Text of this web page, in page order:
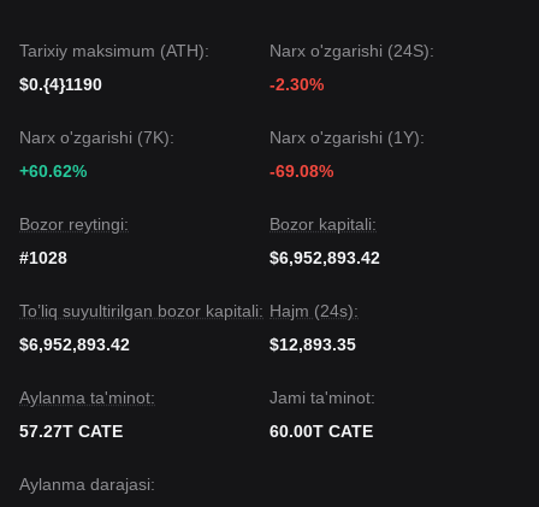
Tarixiy maksimum (ATH):
$0.{4}1190
Narx o'zgarishi (24S):
-2.30%
Narx o'zgarishi (7K):
+60.62%
Narx o'zgarishi (1Y):
-69.08%
Bozor reytingi:
#1028
Bozor kapitali:
$6,952,893.42
To’liq suyultirilgan bozor kapitali:
$6,952,893.42
Hajm (24s):
$12,893.35
Aylanma ta'minot:
57.27T CATE
Jami ta'minot:
60.00T CATE
Aylanma darajasi: